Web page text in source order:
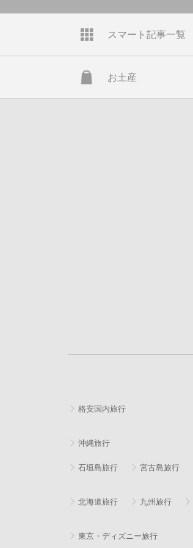
スマート記事一覧
お土産
格安国内旅行
沖縄旅行
石垣島旅行 宮古島旅行
北海道旅行 九州旅行
東京・ディズニー旅行